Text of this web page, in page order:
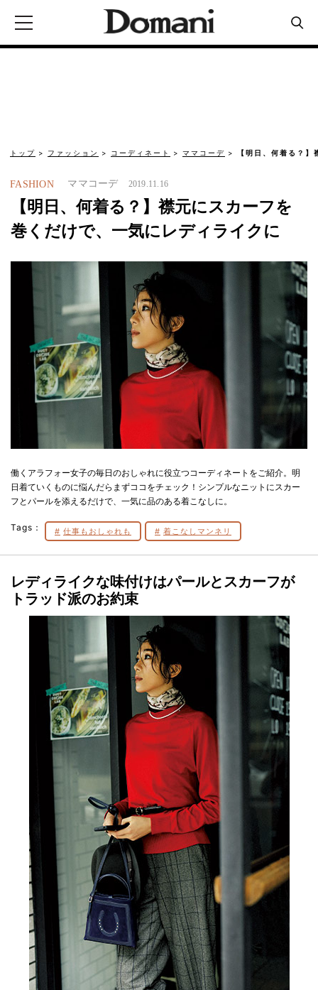
トップ ファッション コーディネート ママコーデ 【明日、何着る？
FASHION ママコーデ 2019.11.16
【明日、何着る？】襟元にスカーフを
巻くだけで、一気にレディライクに
働くアラフォー女子の毎日のおしゃれに役立つコーディネートをご紹介。明
日着ていくものに悩んだらまずココをチェック！シンプルなニットにスカー
フとパールを添えるだけで、一気に品のある着こなしに。
Tags： 仕事もおしゃれも 着こなしマンネリ
レディライクな味付けはパールとスカーフが
トラッド派のお約束